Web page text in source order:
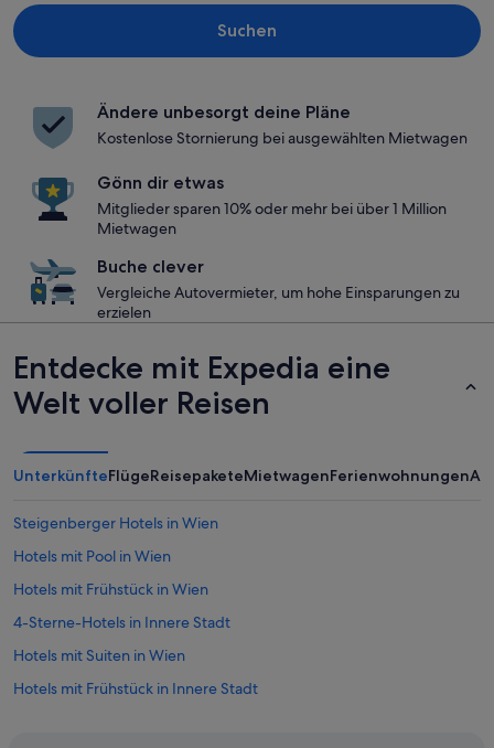
Suchen
Ändere unbesorgt deine Pläne
Kostenlose Stornierung bei ausgewählten Mietwagen
Gönn dir etwas
Mitglieder sparen 10% oder mehr bei über 1 Million
Mietwagen
Buche clever
Vergleiche Autovermieter, um hohe Einsparungen zu
erzielen
Entdecke mit Expedia eine
Welt voller Reisen
UnterkünfteFlügeReisepaketeMietwagenFerienwohnungen
Steigenberger Hotels in Wien
Hotels mit Pool in Wien
Hotels mit Frühstück in Wien
4-Sterne-Hotels in Innere Stadt
Hotels mit Suiten in Wien
Hotels mit Frühstück in Innere Stadt